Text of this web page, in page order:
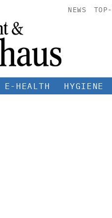
NEWS
E-HEALTH HYGIENE